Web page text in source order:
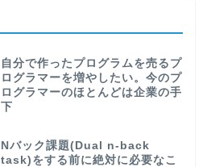
自分で作ったプログラムを売るプ
ログラマーを増やしたい。今のプ
ログラマーのほとんどは企業の手
下
Nバック課題(Dual n-back
task)をする前に絶対に必要なこ